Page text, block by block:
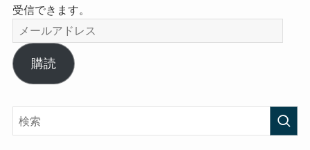
受信できます。
メ
ー
ル
ア
ス
購読